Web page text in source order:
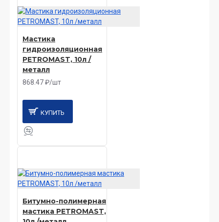
Мастика
гидроизоляционная
PETROMAST, 10л /
металл
868.47 ₽/шт
КУПИТЬ
Битумно-полимерная
мастика PETROMAST,